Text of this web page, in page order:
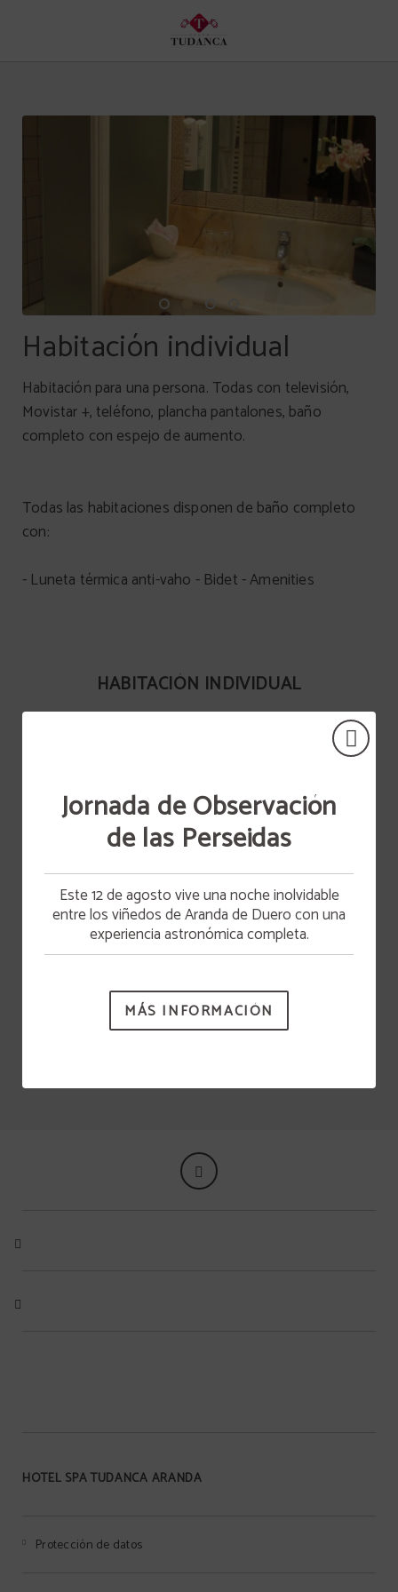
Habitación individual
Habitación para una persona. Todas con televisión,
Movistar +, teléfono, plancha pantalones, baño
completo con espejo de aumento.
Todas las habitaciones disponen de baño completo
con:
- Luneta térmica anti-vaho - Bidet - Amenities
HABITACIÓN INDIVIDUAL
Conexión Wi-fi a internet Aire acondicionado
Amenities en el baño Caja de seguridad
MOSTRAR MÁS
HOTEL SPA TUDANCA ARANDA
Protección de datos
Jornada de Observación
de las Perseidas
Este 12 de agosto vive una noche inolvidable
entre los viñedos de Aranda de Duero con una
experiencia astronómica completa.
MÁS INFORMACIÓN